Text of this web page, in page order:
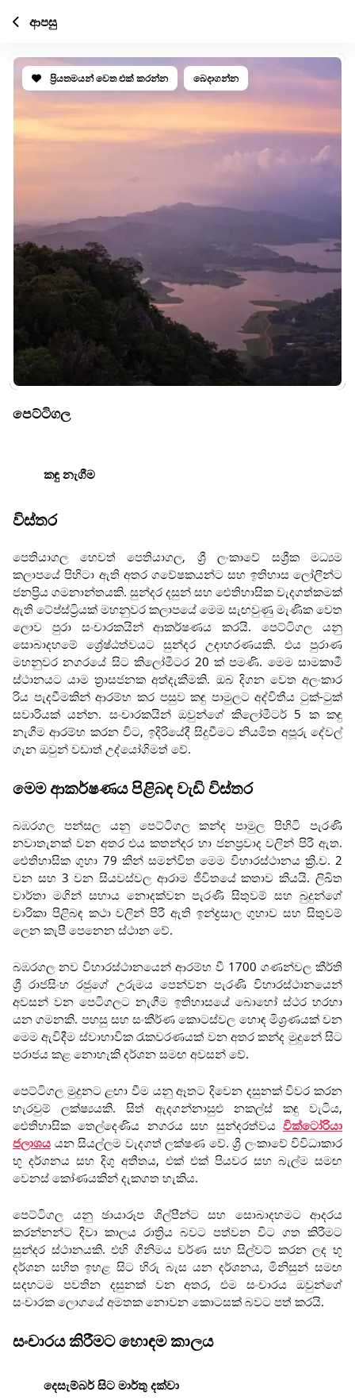
ප්‍රියතමයන් වෙත එක් කරන්න බෙදාගන්න
පෙට්ටිගල
කඳු නැගීම
විස්තර
පෙතියාගල හෙවත් පෙතියාගල, ශ්‍රී ලංකාවේ සශ්‍රීක මධ්‍යම
කලාපයේ පිහිටා ඇති අතර ගවේෂකයන්ට සහ ඉතිහාස ලෝලීන්ට
ජනප්‍රිය ගමනාන්තයකි. සුන්දර දසුන් සහ ඓතිහාසික වැදගත්කමක්
ඇති ටේප්ස්ට්‍රියක් මහනුවර කලාපයේ මෙම සැඟවුණු මැණික වෙත
ලොව පුරා සංචාරකයින් ආකර්ෂණය කරයි. පෙට්ටිගල යනු
සොබාදහමේ ශ්‍රේෂ්ඨත්වයට සුන්දර උදාහරණයකි. එය පුරාණ
මහනුවර නගරයේ සිට කිලෝමීටර 20 ක් පමණි. මෙම සාමකාමී
ස්ථානයට යාම ත්‍රාසජනක අත්දැකීමකි. ඔබ දිගන වෙත අලංකාර
රිය පැදවීමකින් ආරම්භ කර පසුව කඳු පාමුලට අද්විතීය ටුක්-ටුක්
සවාරියක් යන්න. සංචාරකයින් ඔවුන්ගේ කිලෝමීටර් 5 ක කඳු
නැගීම ආරම්භ කරන විට, ඉදිරියේදී සිදුවීමට නියමිත අපූරු දේවල්
ගැන ඔවුන් වඩාත් උද්යෝගිමත් වේ.
මෙම ආකර්ෂණය පිළිබඳ වැඩි විස්තර
බඹරගල පන්සල යනු පෙට්ටිගල කන්ද පාමුල පිහිටි පැරණි
නවාතැනක් වන අතර එය කතන්දර හා ජනප්‍රවාද වලින් පිරී ඇත.
ඓතිහාසික ගුහා 79 කින් සමන්විත මෙම විහාරස්ථානය ක්‍රි.ව. 2
වන සහ 3 වන සියවස්වල ආරාම ජීවිතයේ කතාව කියයි. ලිඛිත
වාර්තා මගින් සහාය නොදක්වන පැරණි සිතුවම් සහ බුදුන්ගේ
චාරිකා පිළිබඳ කථා වලින් පිරී ඇති ඉන්ද්‍රසාල ගුහාව සහ සිතුවම්
ලෙන කැපී පෙනෙන ස්ථාන වේ.
බඹරගල නව විහාරස්ථානයෙන් ආරම්භ වී 1700 ගණන්වල කීර්ති
ශ්‍රී රාජසිංහ රජුගේ උරුමය පෙන්වන පැරණි විහාරස්ථානයෙන්
අවසන් වන පෙටිගලට නැගීම ඉතිහාසයේ බොහෝ ස්ථර හරහා
යන ගමනකි. පහසු සහ සංකීර්ණ කොටස්වල හොඳ මිශ්‍රණයක් වන
මෙම ඇවිදීම ස්වාභාවික රැකවරණයක් වන අතර කන්ද මුදුනේ සිට
පරාජය කළ නොහැකි දර්ශන සමඟ අවසන් වේ.
පෙට්ටිගල මුදුනට ළඟා වීම යනු ඈතට දිවෙන දසුනක් විවර කරන
හැරවුම් ලක්ෂ්‍යයකි. සිත් ඇදගන්නාසුළු නකල්ස් කඳු වැටිය,
ඓතිහාසික තෙල්දෙණිය නගරය සහ සුන්දරත්වය වික්ටෝරියා
ජලාශය යන සියල්ලම වැදගත් ලක්ෂණ වේ. ශ්‍රී ලංකාවේ විවිධාකාර
භූ දර්ශනය සහ දිගු අතීතය, එක් එක් පියවර සහ බැල්ම සමඟ
වෙනස් කෝණයකින් දැකගත හැකිය.
පෙට්ටිගල යනු ඡායාරූප ශිල්පීන්ට සහ සොබාදහමට ආදරය
කරන්නන්ට දිවා කාලය රාත්‍රිය බවට පත්වන විට ගත කිරීමට
සුන්දර ස්ථානයකි. එහි ගිනිමය වර්ණ සහ සිල්වට් කරන ලද භූ
දර්ශන සහිත ඉහළ සිට හිරු බැස යන දර්ශනය, මිනිසුන් සමඟ
සදහටම පවතින දසුනක් වන අතර, එම සංචාරය ඔවුන්ගේ
සංචාරක ලොගයේ අමතක නොවන කොටසක් බවට පත් කරයි.
සංචාරය කිරීමට හොඳම කාලය
දෙසැම්බර් සිට මාර්තු දක්වා
ආපසු